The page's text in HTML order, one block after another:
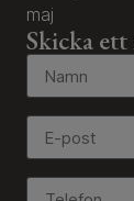
maj
Skicka